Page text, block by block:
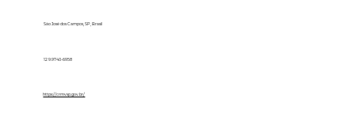
São José dos Campos, SP, Brasil
12 9.9740-6958
https://crmvsp.gov.br/